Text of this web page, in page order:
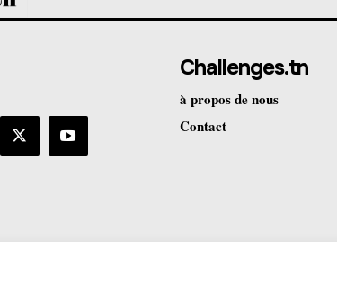
Challenges.tn
à propos de nous
Contact